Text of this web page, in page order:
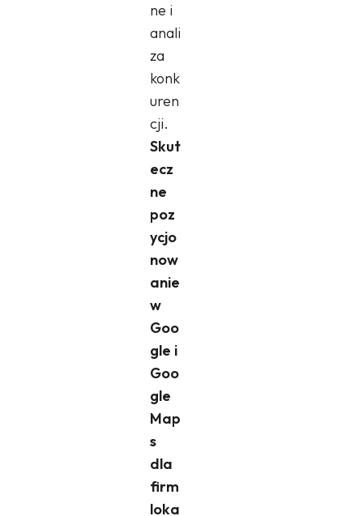
ne i
anali
za
konk
uren
cji.
Skut
ecz
ne
poz
ycjo
now
anie
w
Goo
gle i
Goo
gle
Map
s
dla
firm
loka